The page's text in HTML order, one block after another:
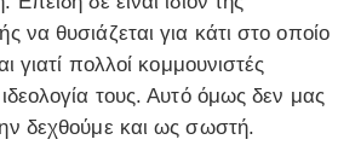
να θυσιάζεται για κάτι στο οποίο
γιατί πολλοί κομμουνιστές
τους. Αυτό όμως δεν μας
δεχθούμε και ως σωστή.